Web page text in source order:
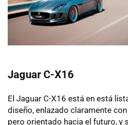
Jaguar C-X16
El Jaguar C-X16 está en está
diseño, enlazado claramente con
pero orientado hacia el futuro, y